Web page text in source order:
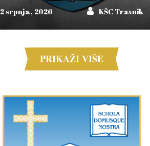
2 srpnja, 2026 KŠC Travnik
PRIKAŽI VIŠE